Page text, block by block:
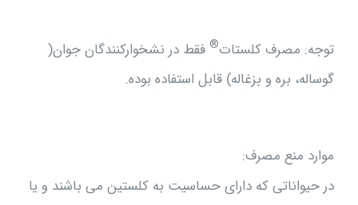
توجه: مصرف کلستات® فقط در نشخوارکنندگان جوان(
گوساله، بره و بزغاله) قابل استفاده بوده.
موارد منع مصرف:
در حیواناتی که دارای حساسیت به کلستین می باشند و یا